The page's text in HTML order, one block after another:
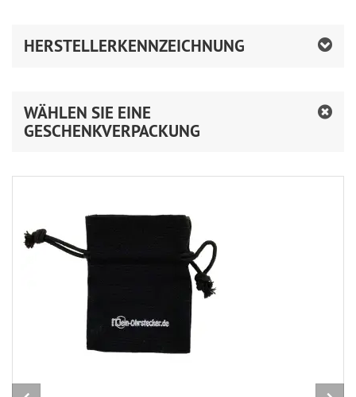
HERSTELLERKENNZEICHNUNG
WÄHLEN SIE EINE
GESCHENKVERPACKUNG